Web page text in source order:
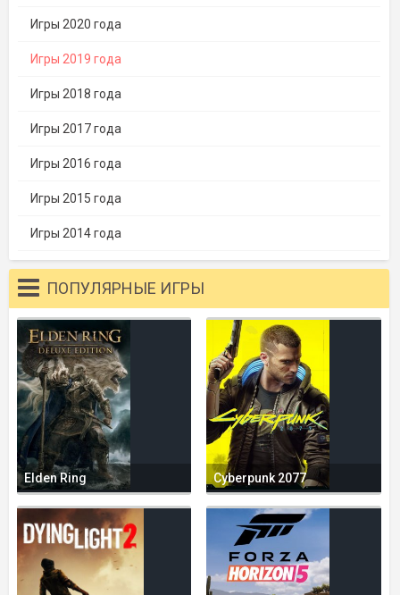
Игры 2020 года
Игры 2019 года
Игры 2018 года
Игры 2017 года
Игры 2016 года
Игры 2015 года
Игры 2014 года
ПОПУЛЯРНЫЕ ИГРЫ
Elden Ring Cyberpunk 2077